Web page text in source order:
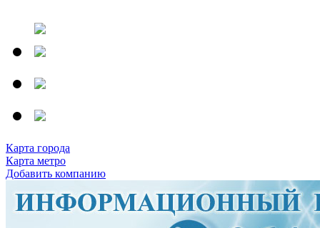
Карта города
Карта метро
Добавить компанию